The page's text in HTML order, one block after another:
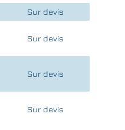
Sur devis
Sur devis
Sur devis
Sur devis